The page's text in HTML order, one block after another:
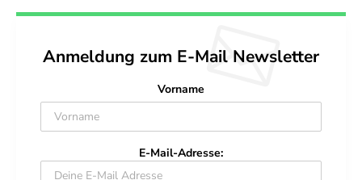
Anmeldung zum E-Mail Newsletter
Vorname
E-Mail-Adresse: